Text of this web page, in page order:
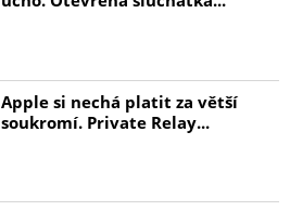
Apple si nechá platit za větší
soukromí. Private Relay...